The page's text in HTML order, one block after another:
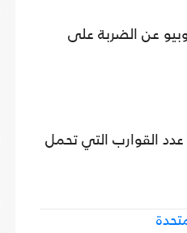
عن الضربة على
القوارب التي تحمل